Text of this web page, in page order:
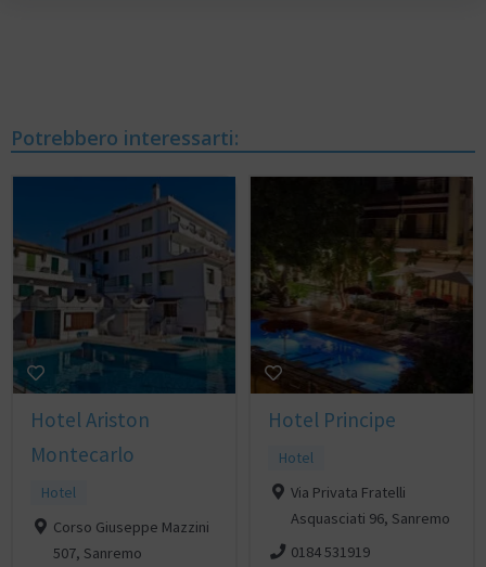
Potrebbero interessarti:
Hotel Ariston
Montecarlo
Hotel
Corso Giuseppe Mazzini
507, Sanremo
Hotel Principe
Hotel
Via Privata Fratelli
Asquasciati 96, Sanremo
0184 531919